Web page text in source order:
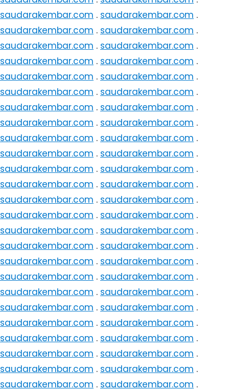
saudarakembar.com . saudarakembar.com .
saudarakembar.com . saudarakembar.com .
saudarakembar.com . saudarakembar.com .
saudarakembar.com . saudarakembar.com .
saudarakembar.com . saudarakembar.com .
saudarakembar.com . saudarakembar.com .
saudarakembar.com . saudarakembar.com .
saudarakembar.com . saudarakembar.com .
saudarakembar.com . saudarakembar.com .
saudarakembar.com . saudarakembar.com .
saudarakembar.com . saudarakembar.com .
saudarakembar.com . saudarakembar.com .
saudarakembar.com . saudarakembar.com .
saudarakembar.com . saudarakembar.com .
saudarakembar.com . saudarakembar.com .
saudarakembar.com . saudarakembar.com .
saudarakembar.com . saudarakembar.com .
saudarakembar.com . saudarakembar.com .
saudarakembar.com . saudarakembar.com .
saudarakembar.com . saudarakembar.com .
saudarakembar.com . saudarakembar.com .
saudarakembar.com . saudarakembar.com .
saudarakembar.com . saudarakembar.com .
saudarakembar.com . saudarakembar.com .
saudarakembar.com . saudarakembar.com .